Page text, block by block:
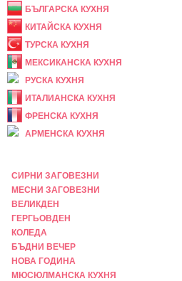
БЪЛГАРСКА КУХНЯ
КИТАЙСКА КУХНЯ
ТУРСКА КУХНЯ
МЕКСИКАНСКА КУХНЯ
РУСКА КУХНЯ
ИТАЛИАНСКА КУХНЯ
ФРЕНСКА КУХНЯ
АРМЕНСКА КУХНЯ
СИРНИ ЗАГОВЕЗНИ
МЕСНИ ЗАГОВЕЗНИ
ВЕЛИКДЕН
ГЕРГЬОВДЕН
КОЛЕДА
БЪДНИ ВЕЧЕР
НОВА ГОДИНА
МЮСЮЛМАНСКА КУХНЯ